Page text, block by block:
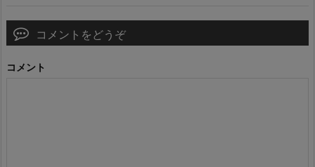
コメントをどうぞ
コメント